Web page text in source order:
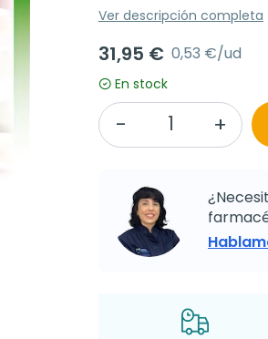
Ver descripción completa
31,95 € 0,53 €/ud
En stock